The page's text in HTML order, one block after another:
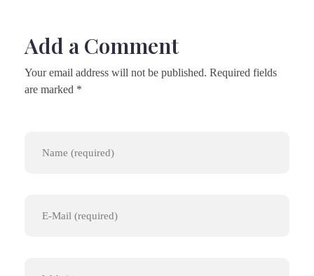
Add a Comment
Your email address will not be published. Required fields
are marked *